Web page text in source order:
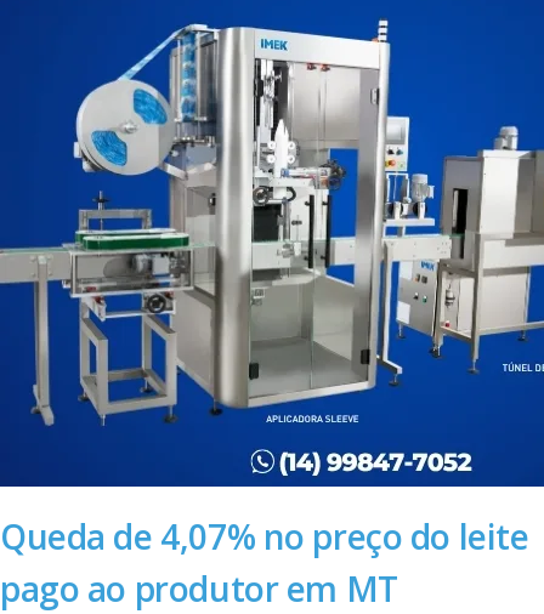
Queda de 4,07% no preço do leite
pago ao produtor em MT